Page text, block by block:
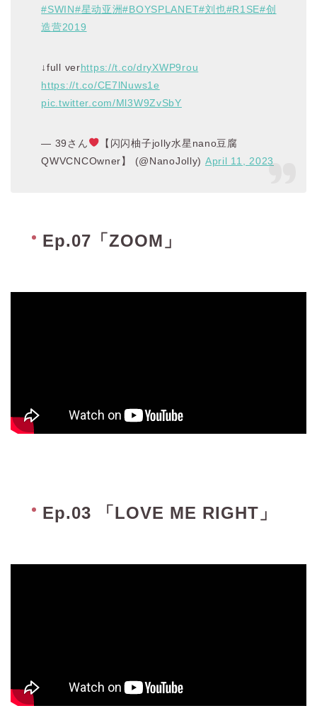
#SWIN#星动亚洲#BOYSPLANET#刘也#R1SE#创
造营2019
↓full verhttps://t.co/dryXWP9rou
https://t.co/CE7lNuws1e
pic.twitter.com/Ml3W9ZvSbY
— 39さん
【闪闪柚子jolly水星nano豆腐
QWVCNCOwner】 (@NanoJolly) April 11, 2023
Ep.07「ZOOM」
Ep.03 「LOVE ME RIGHT」